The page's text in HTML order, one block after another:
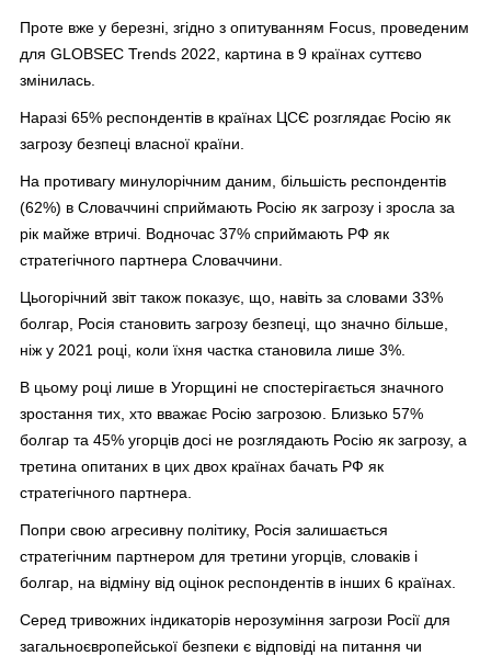
Проте вже у березні, згідно з опитуванням Focus, проведеним
для GLOBSEC Trends 2022, картина в 9 країнах суттєво
змінилась.
Наразі 65% респондентів в країнах ЦСЄ розглядає Росію як
загрозу безпеці власної країни.
На противагу минулорічним даним, більшість респондентів
(62%) в Словаччині сприймають Росію як загрозу і зросла за
рік майже втричі. Водночас 37% сприймають РФ як
стратегічного партнера Словаччини.
Цьогорічний звіт також показує, що, навіть за словами 33%
болгар, Росія становить загрозу безпеці, що значно більше,
ніж у 2021 році, коли їхня частка становила лише 3%.
В цьому році лише в Угорщині не спостерігається значного
зростання тих, хто вважає Росію загрозою. Близько 57%
болгар та 45% угорців досі не розглядають Росію як загрозу, а
третина опитаних в цих двох країнах бачать РФ як
стратегічного партнера.
Попри свою агресивну політику, Росія залишається
стратегічним партнером для третини угорців, словаків і
болгар, на відміну від оцінок респондентів в інших 6 країнах.
Серед тривожних індикаторів нерозуміння загрози Росії для
загальноєвропейської безпеки є відповіді на питання чи